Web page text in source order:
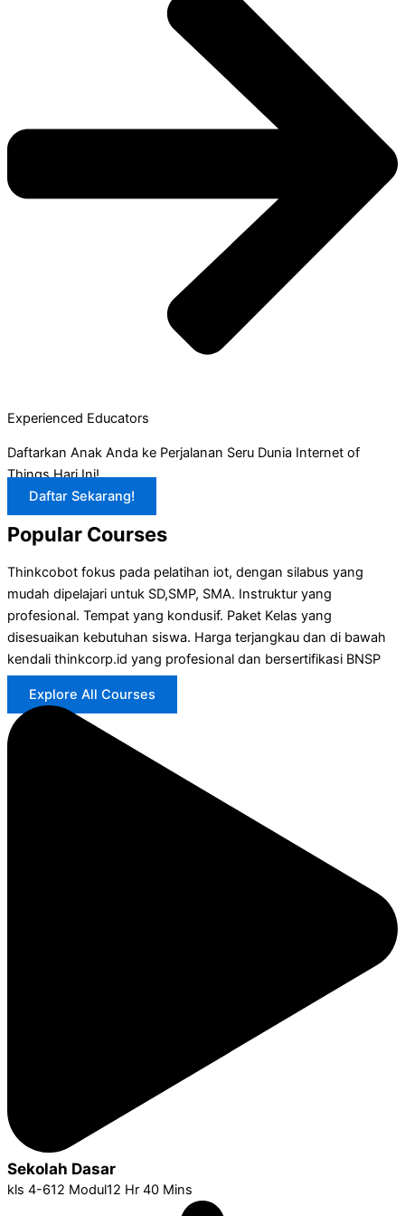
Experienced Educators
Daftarkan Anak Anda ke Perjalanan Seru Dunia Internet of
Things Hari Ini!
Daftar Sekarang!
Popular Courses
Thinkcobot fokus pada pelatihan iot, dengan silabus yang
mudah dipelajari untuk SD,SMP, SMA. Instruktur yang
profesional. Tempat yang kondusif. Paket Kelas yang
disesuaikan kebutuhan siswa. Harga terjangkau dan di bawah
kendali thinkcorp.id yang profesional dan bersertifikasi BNSP
Explore All Courses
Sekolah Dasar
kls 4-612 Modul12 Hr 40 Mins